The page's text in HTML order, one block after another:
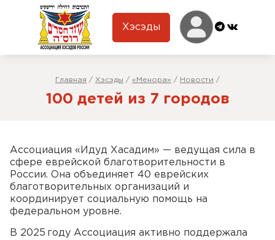
Хэсэды
Главная / Хэсэды / «Менора» / Новости /
100 детей из 7 городов
Ассоциация «Идуд Хасадим» — ведущая сила в
сфере еврейской благотворительности в
России. Она объединяет 40 еврейских
благотворительных организаций и
координирует социальную помощь на
федеральном уровне.
В 2025 году Ассоциация активно поддержала